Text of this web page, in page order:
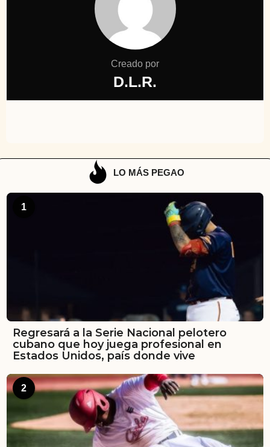
Creado por
D.L.R.
LO MÁS PEGAO
1
Regresará a la Serie Nacional pelotero
cubano que hoy juega profesional en
Estados Unidos, país donde vive
2